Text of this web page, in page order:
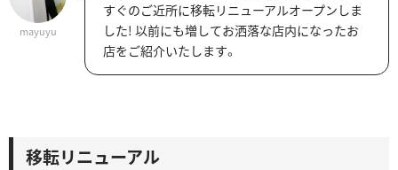
mayuyu
すぐのご近所に移転リニューアルオープンしま
した! 以前にも増してお洒落な店内になったお
店をご紹介いたします。
移転リニューアル